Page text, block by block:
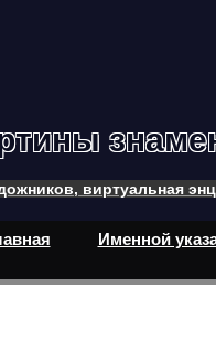
виртуальная
Именной